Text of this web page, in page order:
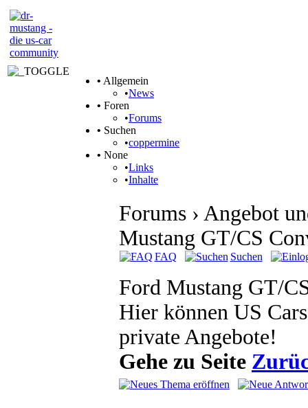
• Allgemein
•News
• Foren
•Forums
• Suchen
•coppermine
• None
•Links
•Inhalte
Forums › Angebot
Mustang GT/CS
FAQ Suchen
Ford Mustang GT/
Hier können US
private Angebote!
Gehe zu Seite